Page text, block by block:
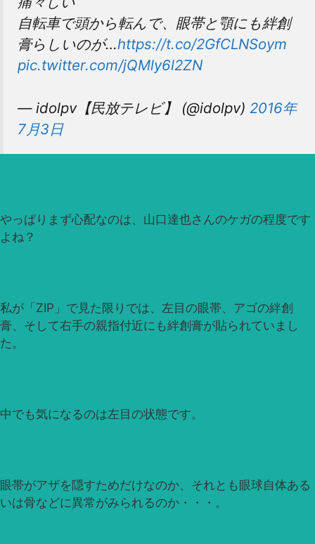
自転車で頭から転んで、眼帯と顎にも絆創
膏らしいのが…https://t.co/2GfCLNSoym
pic.twitter.com/jQMly6l2ZN
— idolpv【民放テレビ】 (@idolpv) 2016年
7月3日
やっぱりまず心配なのは、山口達也さんのケガの程度です
よね？
私が「ZIP」で見た限りでは、左目の眼帯、アゴの絆創
膏、そして右手の親指付近にも絆創膏が貼られていまし
た。
中でも気になるのは左目の状態です。
眼帯がアザを隠すためだけなのか、それとも眼球自体ある
いは骨などに異常がみられるのか・・・。